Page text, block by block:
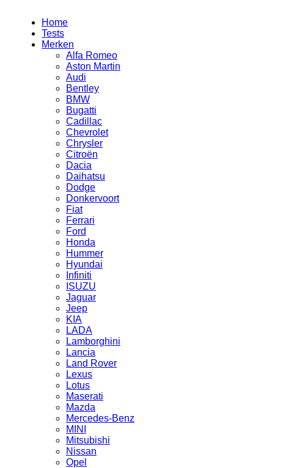
Home
Tests
Merken
Alfa Romeo
Aston Martin
Audi
Bentley
BMW
Bugatti
Cadillac
Chevrolet
Chrysler
Citroën
Dacia
Daihatsu
Dodge
Donkervoort
Fiat
Ferrari
Ford
Honda
Hummer
Hyundai
Infiniti
ISUZU
Jaguar
Jeep
KIA
LADA
Lamborghini
Lancia
Land Rover
Lexus
Lotus
Maserati
Mazda
Mercedes-Benz
MINI
Mitsubishi
Nissan
Opel